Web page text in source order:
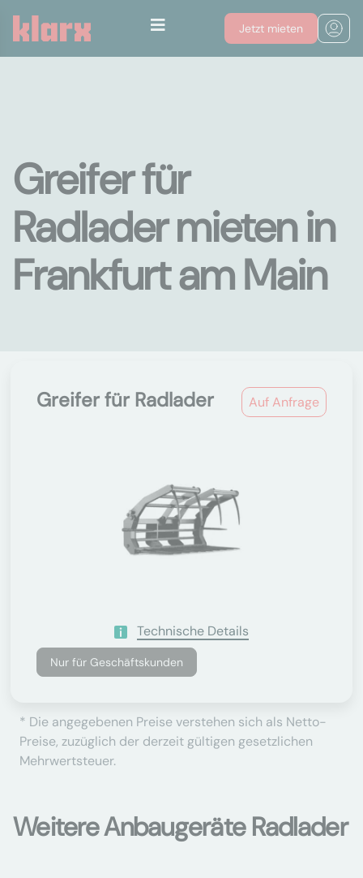
Jetzt mieten
Greifer für
Radlader mieten in
Frankfurt am Main
Auf Anfrage
Greifer für Radlader
Technische Details
Nur für Geschäftskunden
* Die angegebenen Preise verstehen sich als Netto-
Preise, zuzüglich der derzeit gültigen gesetzlichen
Mehrwertsteuer.
Weitere Anbaugeräte Radlader